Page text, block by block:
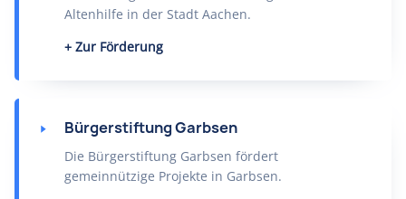
Altenhilfe in der Stadt Aachen.
Zur Förderung
Bürgerstiftung Garbsen
Die Bürgerstiftung Garbsen fördert
gemeinnützige Projekte in Garbsen.